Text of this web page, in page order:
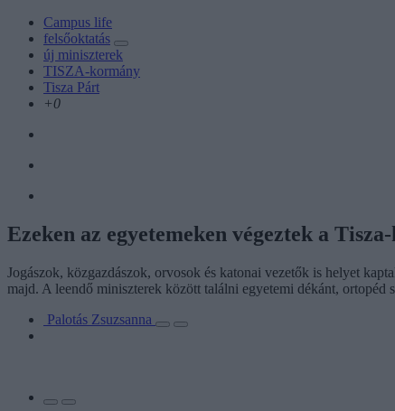
Campus life
felsőoktatás
új miniszterek
TISZA-kormány
Tisza Párt
+0
Ezeken az egyetemeken végeztek a
Jogászok, közgazdászok, orvosok és katonai vezetők is helyet
majd. A leendő miniszterek között találni egyetemi dékánt,
Palotás Zsuzsanna